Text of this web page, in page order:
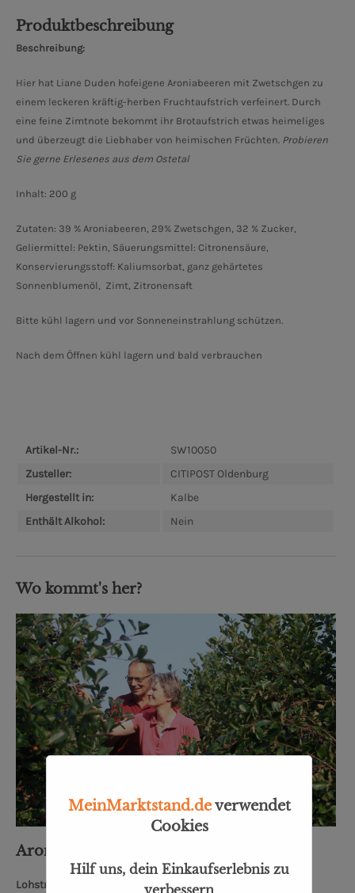
Produktbeschreibung
Beschreibung:
Hier hat Liane Duden hofeigene Aroniabeeren mit Zwetschgen zu
einem leckeren kräftig-herben Fruchtaufstrich verfeinert. Durch
eine feine Zimtnote bekommt ihr Brotaufstrich etwas heimeliges
und überzeugt die Liebhaber von heimischen Früchten. Probieren
Sie gerne Erlesenes aus dem Ostetal
Inhalt: 200 g
Zutaten: 39 % Aroniabeeren, 29% Zwetschgen, 32 % Zucker,
Geliermittel: Pektin, Säuerungsmittel: Citronensäure,
Konservierungsstoff: Kaliumsorbat, ganz gehärtetes
Sonnenblumenöl, Zimt, Zitronensaft
Bitte kühl lagern und vor Sonneneinstrahlung schützen.
Nach dem Öffnen kühl lagern und bald verbrauchen
Artikel-Nr.:
SW10050
Zusteller:
CITIPOST Oldenburg
Hergestellt in:
Kalbe
Enthält Alkohol:
Nein
Wo kommt's her?
Aronia - Erlesenes aus dem Ostetal
Lohstraße 2, 27419 Kalbe
MeinMarktstand.deverwendet
Cookies
Hilf uns, dein Einkaufserlebnis zu
verbessern